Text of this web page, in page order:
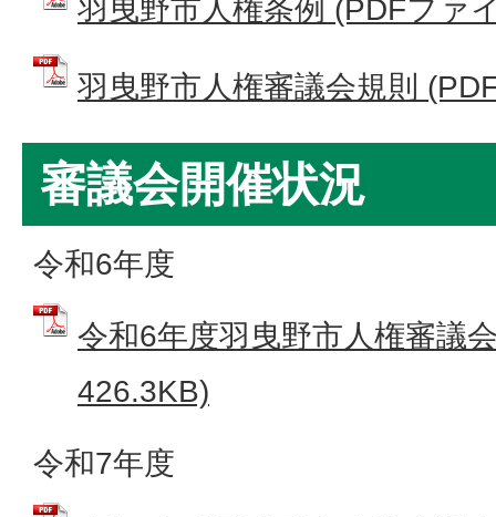
羽曳野市人権条例 (PDFファ
羽曳野市人権審議会規則
審議会開催状況
令和6年度
令和6年度羽曳野市人権審議
426.3KB)
令和7年度